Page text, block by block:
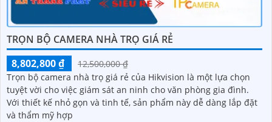
TRỌN BỘ CAMERA NHÀ TRỌ GIÁ RẺ
8,802,800 ₫
12,500,000 ₫
Trọn bộ camera nhà trọ giá rẻ của Hikvision là một lựa chọn
tuyệt vời cho việc giám sát an ninh cho văn phòng gia đình.
Với thiết kế nhỏ gọn và tinh tế, sản phẩm này dễ dàng lắp đặt
và thẩm mỹ hợp